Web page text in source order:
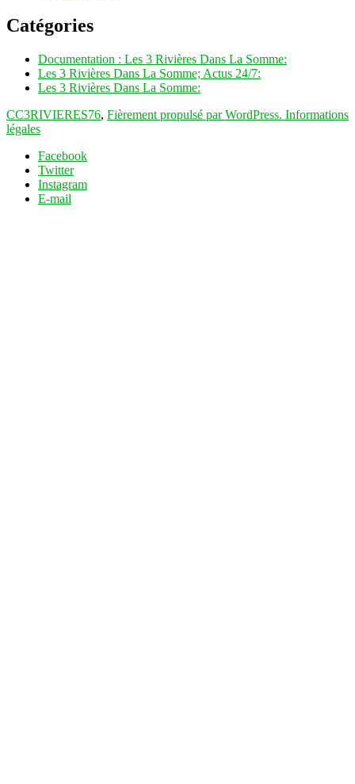
Catégories
Documentation : Les 3 Rivières Dans La Somme:
Les 3 Rivières Dans La Somme; Actus 24/7:
Les 3 Rivières Dans La Somme:
CC3RIVIERES76, Fièrement propulsé par WordPress. Informations
légales
Facebook
Twitter
Instagram
E-mail